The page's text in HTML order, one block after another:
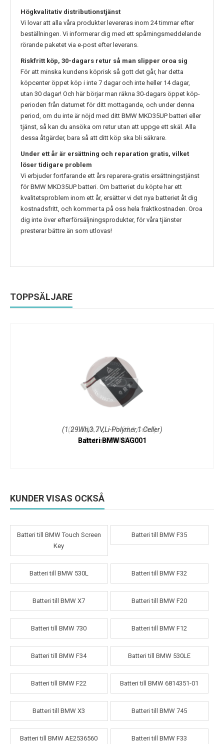
Högkvalitativ distributionstjänst
Vi lovar att alla våra produkter levereras inom 24 timmar efter
beställningen. Vi informerar dig med ett spårningsmeddelande
rörande paketet via e-post efter leverans.
Riskfritt köp, 30-dagars retur så man slipper oroa sig
För att minska kundens köprisk så gott det går, har detta
köpcenter öppet köp i inte 7 dagar och inte heller 14 dagar,
utan 30 dagar! Och här börjar man räkna 30-dagars öppet köp-
perioden från datumet för ditt mottagande, och under denna
period, om du inte är nöjd med ditt BMW MKD35UP batteri eller
tjänst, så kan du ansöka om retur utan att uppge ett skäl. Alla
dessa åtgärder, bara så att ditt köp ska bli säkrare.
Under ett år är ersättning och reparation gratis, vilket
löser tidigare problem
Vi erbjuder fortfarande ett års reparera-gratis ersättningstjänst
förBMW MKD35UP batteri. Om batteriet du köpte har ett
kvalitetsproblem inom ett år, ersätter vi det nya batteriet åt dig
kostnadsfritt, och kommer ta på oss hela fraktkostnaden. Oroa
dig inte över efterförsäljningsprodukter, för våra tjänster
presterar bättre än som utlovas!
TOPPSÄLJARE
(1.29Wh,3.7V,Li-Polymer,1 Celler)
Batteri BMW SAG001
KUNDER VISAS OCKSÅ
Batteri till BMW Touch Screen
Key
Batteri till BMW F35
Batteri till BMW 530L Batteri till BMW F32
Batteri till BMW X7 Batteri till BMW F20
Batteri till BMW 730 Batteri till BMW F12
Batteri till BMW F34 Batteri till BMW 530LE
Batteri till BMW F22 Batteri till BMW 6814351-01
Batteri till BMW X3 Batteri till BMW 745
Batteri till BMW AE2536560 Batteri till BMW F33